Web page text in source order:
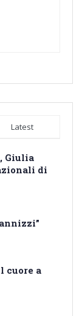
Latest
Giulia
di
cuore a